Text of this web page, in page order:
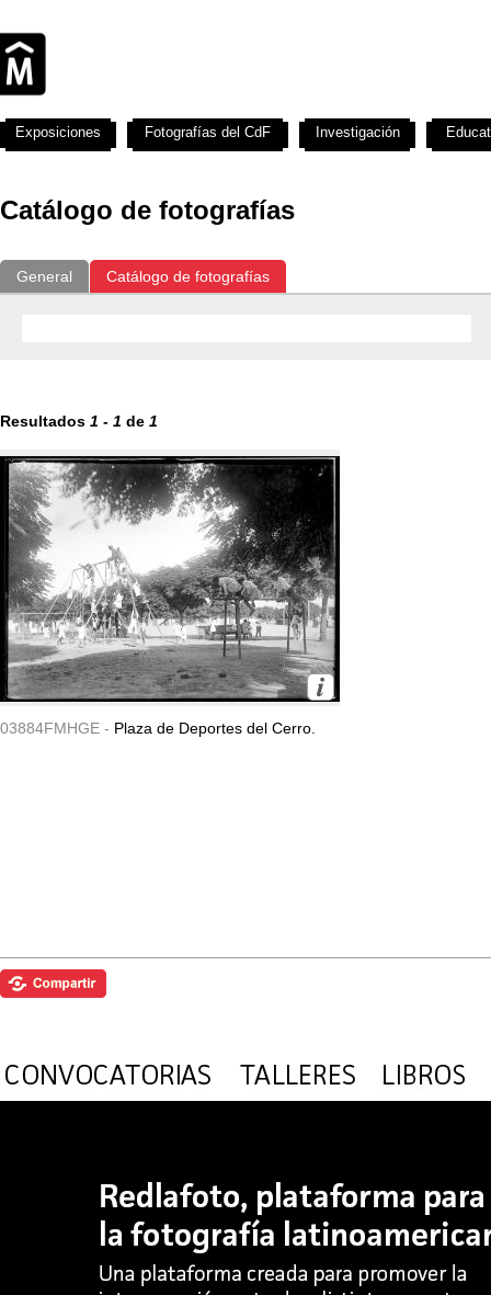
Catálogo de fotografías
General Catálogo de fotografías
Resultados 1 - 1 de 1
03884FMHGE - Plaza de Deportes del Cerro.
Exposiciones Fotografías del CdF Investigación